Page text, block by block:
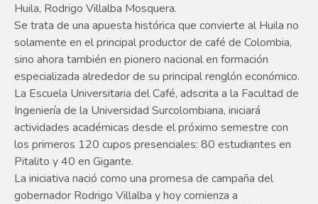
Huila, Rodrigo Villalba Mosquera.
Se trata de una apuesta histórica que convierte al Huila no
solamente en el principal productor de café de Colombia,
sino ahora también en pionero nacional en formación
especializada alrededor de su principal renglón económico.
La Escuela Universitaria del Café, adscrita a la Facultad de
Ingeniería de la Universidad Surcolombiana, iniciará
actividades académicas desde el próximo semestre con
los primeros 120 cupos presenciales: 80 estudiantes en
Pitalito y 40 en Gigante.
La iniciativa nació como una promesa de campaña del
gobernador Rodrigo Villalba y hoy comienza a